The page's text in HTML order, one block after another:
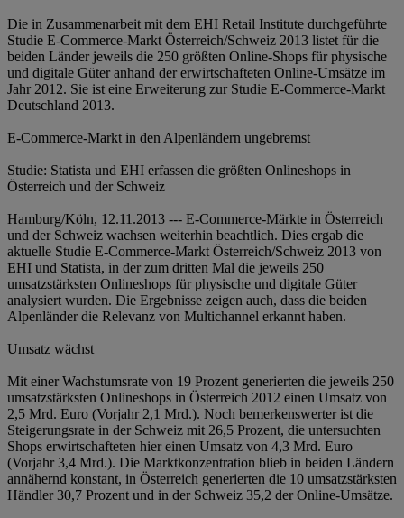
Die in Zusammenarbeit mit dem EHI Retail Institute durchgeführte
Studie E-Commerce-Markt Österreich/Schweiz 2013 listet für die
beiden Länder jeweils die 250 größten Online-Shops für physische
und digitale Güter anhand der erwirtschafteten Online-Umsätze im
Jahr 2012. Sie ist eine Erweiterung zur Studie E-Commerce-Markt
Deutschland 2013.
E-Commerce-Markt in den Alpenländern ungebremst
Studie: Statista und EHI erfassen die größten Onlineshops in
Österreich und der Schweiz
Hamburg/Köln, 12.11.2013 --- E-Commerce-Märkte in Österreich
und der Schweiz wachsen weiterhin beachtlich. Dies ergab die
aktuelle Studie E-Commerce-Markt Österreich/Schweiz 2013 von
EHI und Statista, in der zum dritten Mal die jeweils 250
umsatzstärksten Onlineshops für physische und digitale Güter
analysiert wurden. Die Ergebnisse zeigen auch, dass die beiden
Alpenländer die Relevanz von Multichannel erkannt haben.
Umsatz wächst
Mit einer Wachstumsrate von 19 Prozent generierten die jeweils 250
umsatzstärksten Onlineshops in Österreich 2012 einen Umsatz von
2,5 Mrd. Euro (Vorjahr 2,1 Mrd.). Noch bemerkenswerter ist die
Steigerungsrate in der Schweiz mit 26,5 Prozent, die untersuchten
Shops erwirtschafteten hier einen Umsatz von 4,3 Mrd. Euro
(Vorjahr 3,4 Mrd.). Die Marktkonzentration blieb in beiden Ländern
annähernd konstant, in Österreich generierten die 10 umsatzstärksten
Händler 30,7 Prozent und in der Schweiz 35,2 der Online-Umsätze.